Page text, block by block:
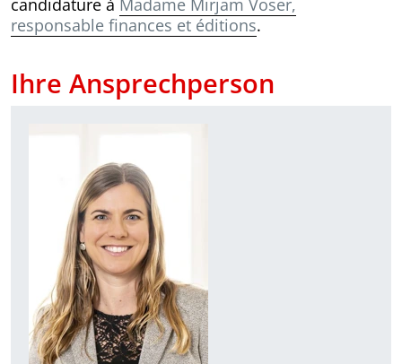
candidature à Madame Mirjam Voser,
responsable finances et éditions.
Ihre Ansprechperson